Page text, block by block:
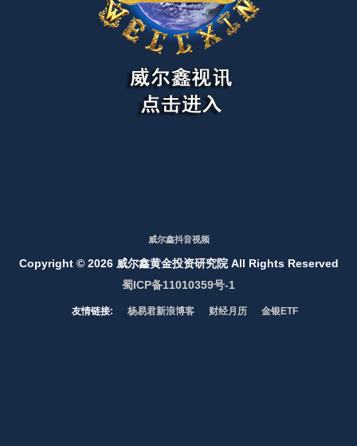
威尔鑫抖音视频
Copyright © 2026 威尔鑫黄金投资研究院 All Rights Reserved
蜀ICP备11010359号-1
友情链接: 杨易君新浪博客 财经月历 金银ETF